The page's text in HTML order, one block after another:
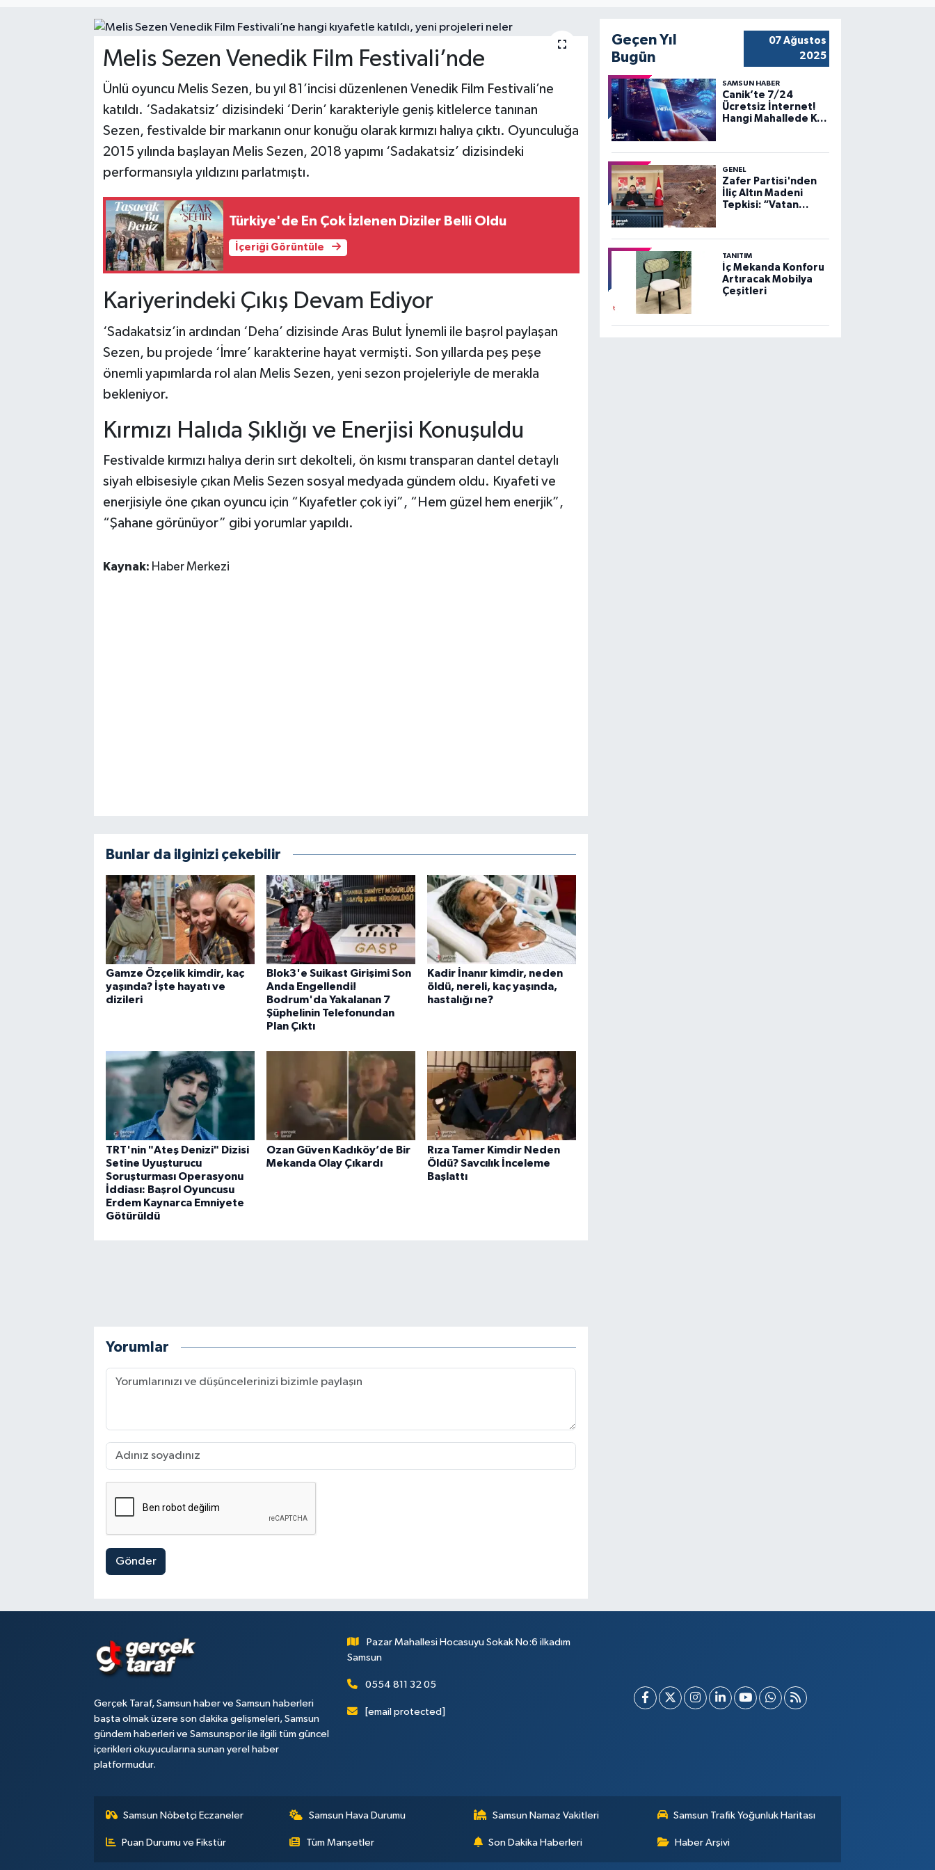
Melis Sezen Venedik Film Festivali’nde
Ünlü oyuncu Melis Sezen, bu yıl 81’incisi düzenlenen Venedik Film Festivali’ne
katıldı. ‘Sadakatsiz’ dizisindeki ‘Derin’ karakteriyle geniş kitlelerce tanınan
Sezen, festivalde bir markanın onur konuğu olarak kırmızı halıya çıktı. Oyunculuğa
2015 yılında başlayan Melis Sezen, 2018 yapımı ‘Sadakatsiz’ dizisindeki
performansıyla yıldızını parlatmıştı.
Türkiye'de En Çok İzlenen Diziler Belli Oldu
İçeriği Görüntüle
Kariyerindeki Çıkış Devam Ediyor
‘Sadakatsiz’in ardından ‘Deha’ dizisinde Aras Bulut İynemli ile başrol paylaşan
Sezen, bu projede ‘İmre’ karakterine hayat vermişti. Son yıllarda peş peşe
önemli yapımlarda rol alan Melis Sezen, yeni sezon projeleriyle de merakla
bekleniyor.
Kırmızı Halıda Şıklığı ve Enerjisi Konuşuldu
Festivalde kırmızı halıya derin sırt dekolteli, ön kısmı transparan dantel detaylı
siyah elbisesiyle çıkan Melis Sezen sosyal medyada gündem oldu. Kıyafeti ve
enerjisiyle öne çıkan oyuncu için “Kıyafetler çok iyi”, “Hem güzel hem enerjik”,
“Şahane görünüyor” gibi yorumlar yapıldı.
Kaynak: Haber Merkezi
Bunlar da ilginizi çekebilir
Gamze Özçelik kimdir, kaç
yaşında? İşte hayatı ve
dizileri
Blok3'e Suikast Girişimi Son
Anda Engellendi!
Bodrum'da Yakalanan 7
Şüphelinin Telefonundan
Plan Çıktı
Kadir İnanır kimdir, neden
öldü, nereli, kaç yaşında,
hastalığı ne?
TRT'nin "Ateş Denizi" Dizisi
Setine Uyuşturucu
Soruşturması Operasyonu
İddiası: Başrol Oyuncusu
Erdem Kaynarca Emniyete
Götürüldü
Ozan Güven Kadıköy’de Bir
Mekanda Olay Çıkardı
Rıza Tamer Kimdir Neden
Öldü? Savcılık İnceleme
Başlattı
Yorumlar
Gönder
Geçen Yıl
Bugün
07 Ağustos
2025
SAMSUN HABER
Canik’te 7/24
Ücretsiz İnternet!
Hangi Mahallede Kaç
GENEL
Zafer Partisi'nden
İliç Altın Madeni
Tepkisi: “Vatan
Sömürülemez”
TANITIM
İç Mekanda Konforu
Artıracak Mobilya
Çeşitleri
Gerçek Taraf, Samsun haber ve Samsun haberleri
başta olmak üzere son dakika gelişmeleri, Samsun
gündem haberleri ve Samsunspor ile ilgili tüm güncel
içerikleri okuyucularına sunan yerel haber
platformudur.
Pazar Mahallesi Hocasuyu Sokak No:6 ilkadım
Samsun
0554 811 32 05
[email protected]
Samsun Nöbetçi Eczaneler Samsun Hava Durumu Samsun Namaz Vakitleri Samsun Trafik Yoğunluk Haritası
Puan Durumu ve Fikstür Tüm Manşetler Son Dakika Haberleri Haber Arşivi